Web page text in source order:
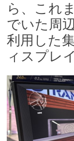
ら、これ
でいた周
利用した
ィスプレ